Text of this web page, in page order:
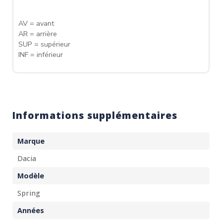
AV = avant
AR = arrière
SUP = supérieur
INF = inférieur
Informations supplémentaires
Marque
Dacia
Modèle
Spring
Années